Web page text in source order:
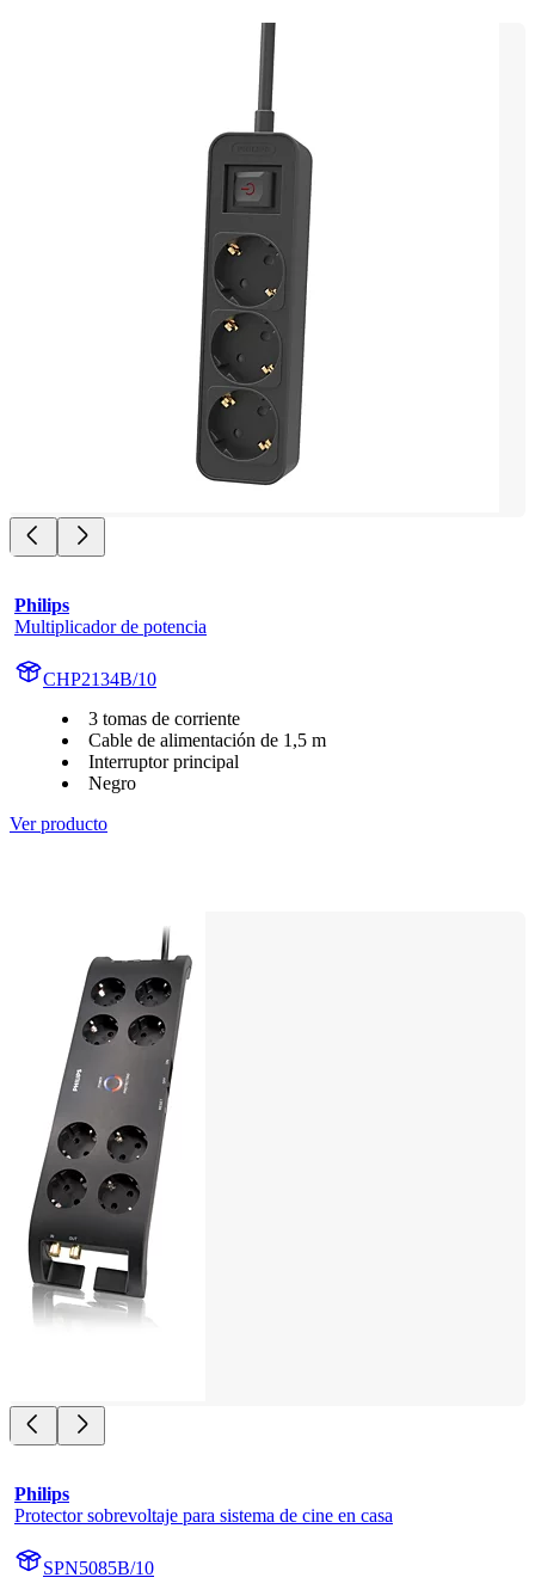
Philips
Multiplicador de potencia
CHP2134B/10
3 tomas de corriente
Cable de alimentación de 1,5 m
Interruptor principal
Negro
Ver producto
Philips
Protector sobrevoltaje para sistema de cine en casa
SPN5085B/10